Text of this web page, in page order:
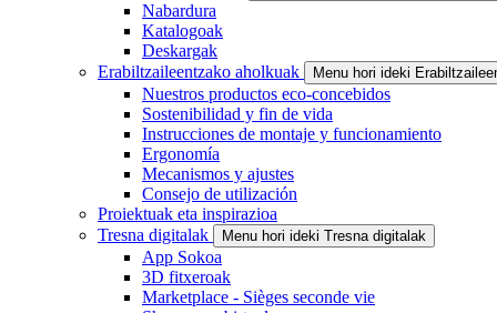
Nabardura
Katalogoak
Deskargak
Erabiltzaileentzako aholkuak
Menu hori ideki
Nuestros productos eco-concebidos
Sostenibilidad y fin de vida
Instrucciones de montaje y funcionamiento
Ergonomía
Mecanismos y ajustes
Consejo de utilización
Proiektuak eta inspirazioa
Tresna digitalak
Menu hori ideki Tresna digitalak
App Sokoa
3D fitxeroak
Marketplace - Sièges seconde vie